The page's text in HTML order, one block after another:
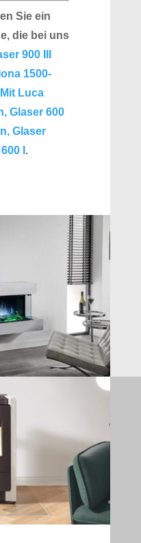
Sie ein
diebei uns
900 III
1500-
Luca
Glaser 600
Glaser
I .